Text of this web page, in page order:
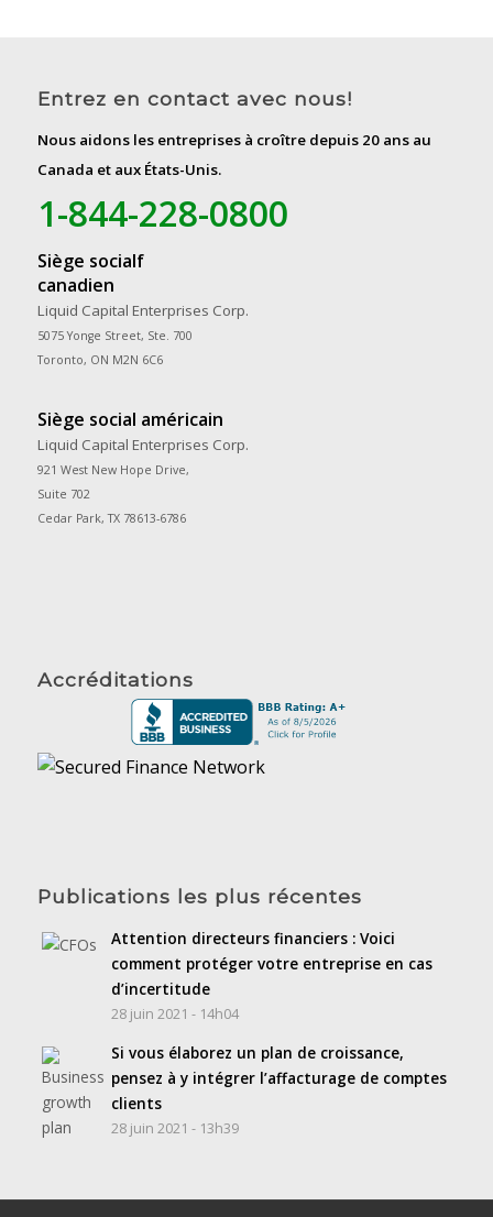
Entrez en contact avec nous!
Nous aidons les entreprises à croître depuis 20 ans au
Canada et aux États-Unis.
1-844-228-0800
Siège socialf
canadien
Liquid Capital Enterprises Corp.
5075 Yonge Street, Ste. 700
Toronto, ON M2N 6C6
Siège social américain
Liquid Capital Enterprises Corp.
921 West New Hope Drive,
Suite 702
Cedar Park, TX 78613-6786
Accréditations
Publications les plus récentes
Attention directeurs financiers : Voici
comment protéger votre entreprise en cas
d’incertitude
28 juin 2021 - 14h04
Si vous élaborez un plan de croissance,
pensez à y intégrer l’affacturage de comptes
clients
28 juin 2021 - 13h39